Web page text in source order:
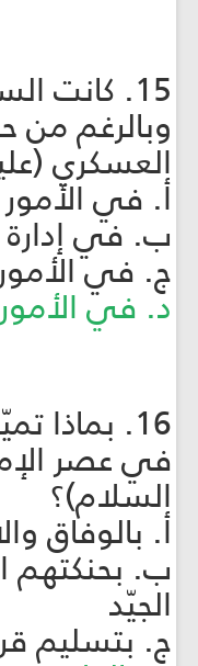
15. كانت
وبالرغم من
العسكري
أ. في
ب. في إدارة
ج. في
د. في الأمور
16. بماذا
في عصر
السلام)؟
أ. بالوفاق
ب. بحنكتهم
الجيّد
ج. بتسليم